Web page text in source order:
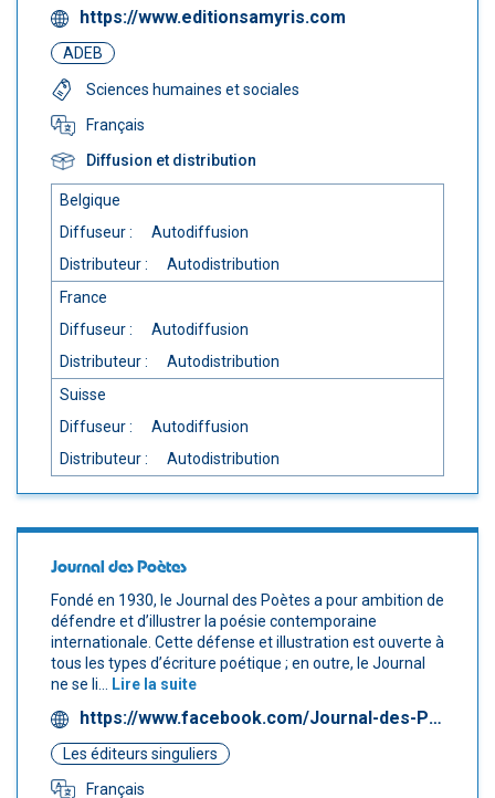
https://www.editionsamyris.com
ADEB
Sciences humaines et sociales
Français
Diffusion et distribution
Belgique
Diffuseur :
Autodiffusion
Distributeur :
Autodistribution
France
Diffuseur :
Autodiffusion
Distributeur :
Autodistribution
Suisse
Diffuseur :
Autodiffusion
Distributeur :
Autodistribution
Journal des Poètes
Fondé en 1930, le Journal des Poètes a pour ambition de
défendre et d’illustrer la poésie contemporaine
internationale. Cette défense et illustration est ouverte à
tous les types d’écriture poétique ; en outre, le Journal
ne se li...
Lire la suite
https://www.facebook.com/Journal-des-Poètes-1608351529448814
Les éditeurs singuliers
Français